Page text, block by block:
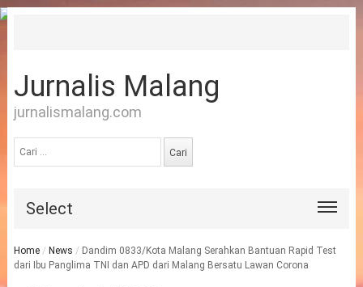
Jurnalis Malang
jurnalismalang.com
untuk:
Select
Home / News / Dandim 0833/Kota Malang Serahkan Bantuan Rapid Test
dari Ibu Panglima TNI dan APD dari Malang Bersatu Lawan Corona